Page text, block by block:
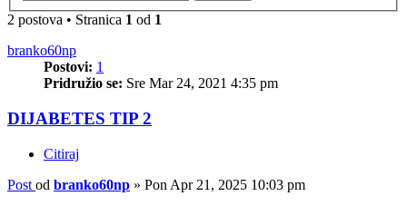
2 postova • Stranica 1 od 1
branko60np
Postovi: 1
Pridružio se: Sre Mar 24, 2021 4:35 pm
DIJABETES TIP 2
Citiraj
Post od branko60np » Pon Apr 21, 2025 10:03 pm